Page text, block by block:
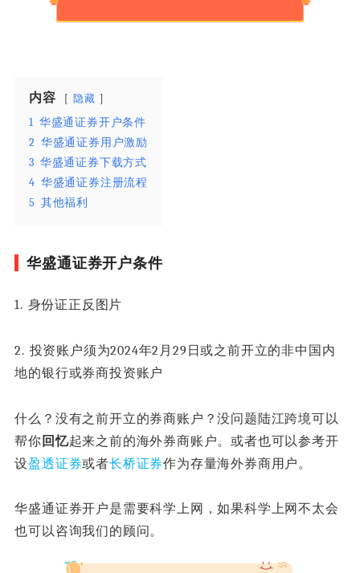
内容 隐藏
1 华盛通证券开户条件
2 华盛通证券用户激励
3 华盛通证券下载方式
4 华盛通证券注册流程
5 其他福利
华盛通证券开户条件
1. 身份证正反图片
2. 投资账户须为2024年2月29日或之前开立的非中国内
地的银行或券商投资账户
什么？没有之前开立的券商账户？没问题陆江跨境可以
帮你 回忆起来之前的海外券商账户。或者也可以参考开
设盈透证券或者长桥证券作为存量海外券商用户。
华盛通证券开户是需要科学上网，如果科学上网不太会
也可以咨询我们的顾问。